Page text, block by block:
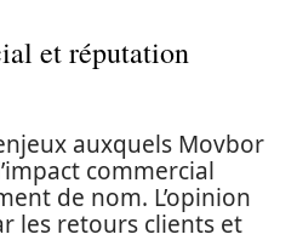
et réputation
auxquels Movbor
commercial
de nom. L’opinion
les retours clients et